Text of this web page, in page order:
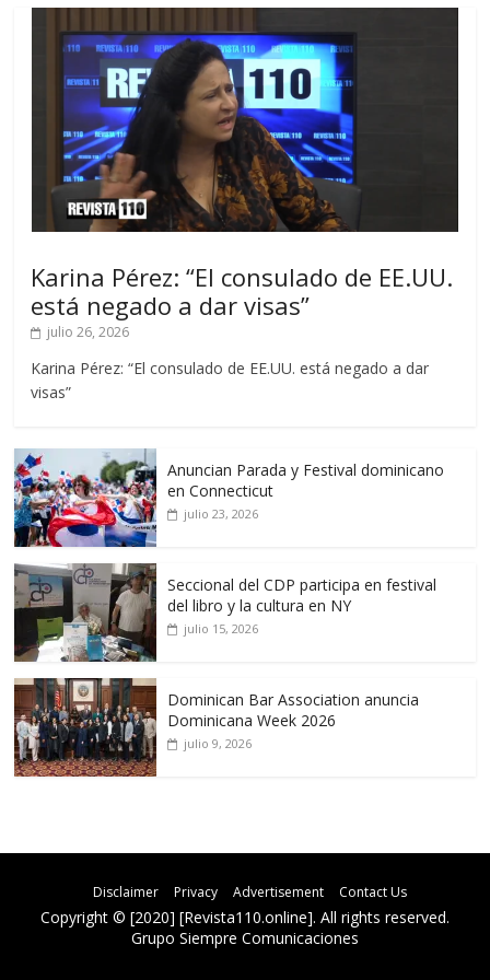
Karina Pérez: “El consulado de EE.UU.
está negado a dar visas”
julio 26, 2026
Karina Pérez: “El consulado de EE.UU. está negado a dar
visas”
Anuncian Parada y Festival dominicano
en Connecticut
julio 23, 2026
Seccional del CDP participa en festival
del libro y la cultura en NY
julio 15, 2026
Dominican Bar Association anuncia
Dominicana Week 2026
julio 9, 2026
Disclaimer Privacy Advertisement Contact Us
Copyright © [2020] [Revista110.online]. All rights reserved.
Grupo Siempre Comunicaciones